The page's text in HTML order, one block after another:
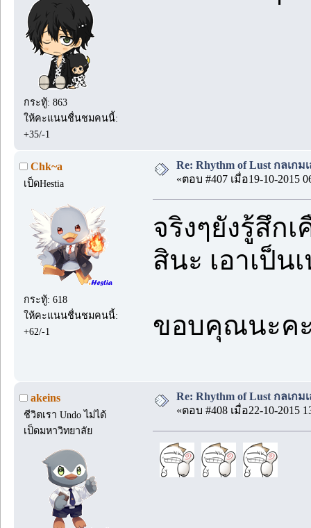
กระทู้: 863
ให้คะแนนชื่นชมคนนี้:
+35/-1
Chk~a
เป็ดHestia
กระทู้: 618
ให้คะแนนชื่นชมคนนี้:
+62/-1
Re: Rhythm of Lust กลเกม
«ตอบ #407 เมื่อ19-10-2015
จริงๆยังรู้สึก
สินะ เอาเป็น
ขอบคุณนะค
akeins
ชีวิตเรา Undo ไม่ได้
เป็ดมหาวิทยาลัย
Re: Rhythm of Lust กลเกม
«ตอบ #408 เมื่อ22-10-2015